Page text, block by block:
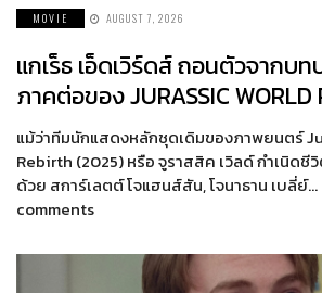
MOVIE AUGUST 7, 2026
แกเร็ธ เอ็ดเวิร์ดส์ ถอนตัวจากบ
ภาคต่อของ JURASSIC WORLD
แม้ว่าทีมนักแสดงหลักชุดเดิมของภาพยนตร์
Rebirth (2025) หรือ จูราสสิค เวิลด์ กำเนิดชี
ด้วย สการ์เลตต์ โจแฮนส์สัน, โจนาธาน เบลี่ย์
comments